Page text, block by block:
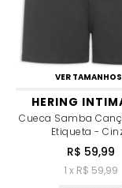
VER TAMANHOS
HERING
Cueca Samba
Etiqueta -
R$ 59,99
1 x R$ 59,99